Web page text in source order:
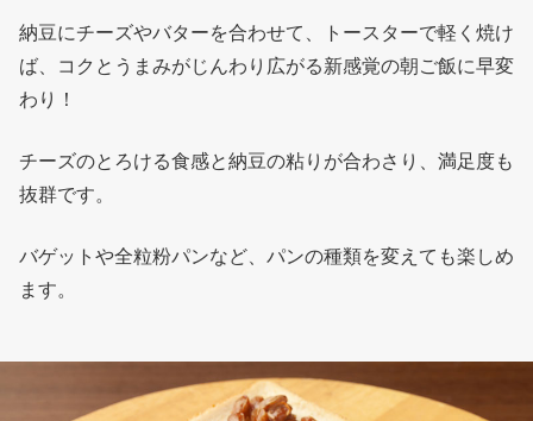
納豆にチーズやバターを合わせて、トースターで軽く焼け
ば、コクとうまみがじんわり広がる新感覚の朝ご飯に早変
わり！
チーズのとろける食感と納豆の粘りが合わさり、満足度も
抜群です。
バゲットや全粒粉パンなど、パンの種類を変えても楽しめ
ます。